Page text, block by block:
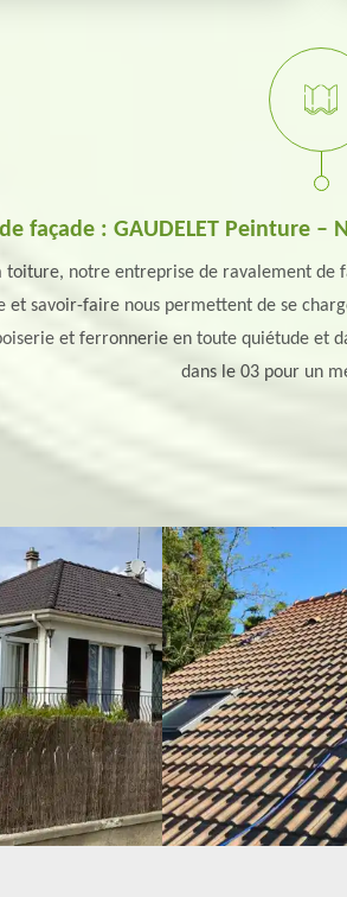
façade : GAUDELET Peinture
notre entreprise de ravalement
et savoir-faire nous permettent de se
et ferronnerie en toute quiétude et
dans le 03 pour un